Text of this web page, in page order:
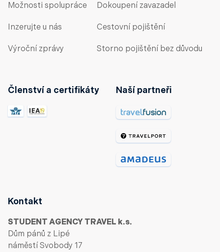
Možnosti spolupráce
Inzerujte u nás
Výroční zprávy
Dokoupení zavazadel
Cestovní pojištění
Storno pojištění bez důvodu
Členství a certifikáty Naší partneři
Kontakt
STUDENT AGENCY TRAVEL k.s.
Dům pánů z Lipé
náměstí Svobody 17